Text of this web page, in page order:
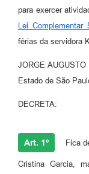
Links
para exercer
Lei
férias da servidora
JORGE
Estado de São
DECRETA:
Art. 1º Fica
Cristina Garcia,